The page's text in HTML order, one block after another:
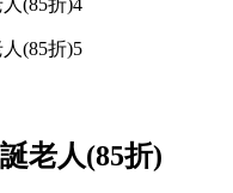
老人(85折)